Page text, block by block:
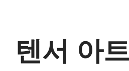
텐서 아